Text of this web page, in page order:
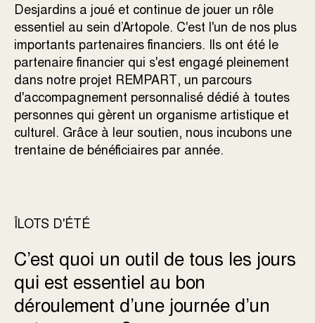
Desjardins a joué et continue de jouer un rôle
essentiel au sein d’Artopole. C'est l'un de nos plus
importants partenaires financiers. Ils ont été le
partenaire financier qui s'est engagé pleinement
dans notre projet REMPART, un parcours
d'accompagnement personnalisé dédié à toutes
personnes qui gèrent un organisme artistique et
culturel. Grâce à leur soutien, nous incubons une
trentaine de bénéficiaires par année.
ÎLOTS D'ÉTÉ
C’est quoi un outil de tous les jours
qui est essentiel au bon
déroulement d’une journée d’un